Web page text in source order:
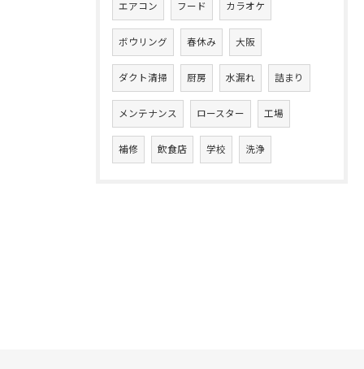
エアコン フード カラオケ
ボウリング 春休み 大阪
ダクト清掃 厨房 水漏れ 詰まり
メンテナンス ロースター 工場
補修 飲食店 学校 洗浄